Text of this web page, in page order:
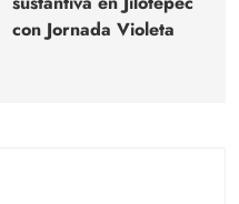
con Jornada Violeta